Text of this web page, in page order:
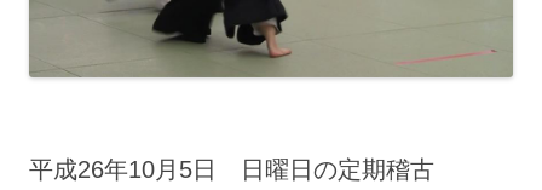
平成26年10月5日 日曜日の定期稽古